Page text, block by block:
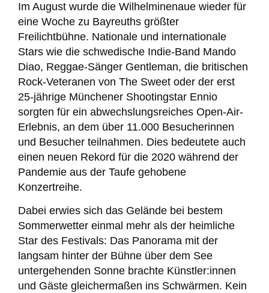
Im August wurde die Wilhelminenaue wieder für
eine Woche zu Bayreuths größter
Freilichtbühne. Nationale und internationale
Stars wie die schwedische Indie-Band Mando
Diao, Reggae-Sänger Gentleman, die britischen
Rock-Veteranen von The Sweet oder der erst
25-jährige Münchener Shootingstar Ennio
sorgten für ein abwechslungsreiches Open-Air-
Erlebnis, an dem über 11.000 Besucherinnen
und Besucher teilnahmen. Dies bedeutete auch
einen neuen Rekord für die 2020 während der
Pandemie aus der Taufe gehobene
Konzertreihe.
Dabei erwies sich das Gelände bei bestem
Sommerwetter einmal mehr als der heimliche
Star des Festivals: Das Panorama mit der
langsam hinter der Bühne über dem See
untergehenden Sonne brachte Künstler:innen
und Gäste gleichermaßen ins Schwärmen. Kein